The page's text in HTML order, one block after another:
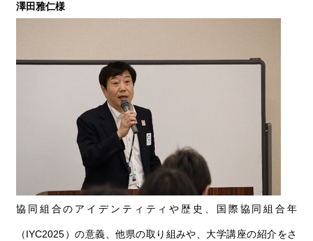
澤田雅仁様
協同組合のアイデンティティや歴史、国際協同組合年
（IYC2025）の意義、他県の取り組みや、大学講座の紹介をさ